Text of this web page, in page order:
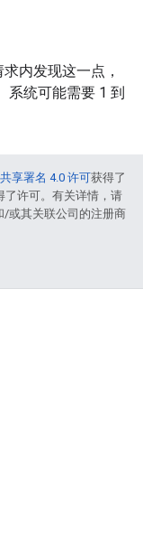
内发现这一点，
系统可能需要 1 到
享署名 4.0 许可获得了
了许可。有关详情，请
/或其关联公司的注册商